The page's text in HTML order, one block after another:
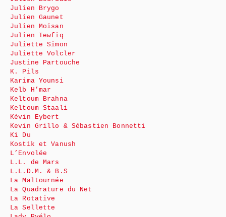
Julien Brygo
Julien Gaunet
Julien Moisan
Julien Tewfiq
Juliette Simon
Juliette Volcler
Justine Partouche
K. Pils
Karima Younsi
Kelb H’mar
Keltoum Brahna
Keltoum Staali
Kévin Eybert
Kevin Grillo & Sébastien Bonnetti
Ki Du
Kostik et Vanush
L’Envolée
L.L. de Mars
L.L.D.M. & B.S
La Maltournée
La Quadrature du Net
La Rotative
La Sellette